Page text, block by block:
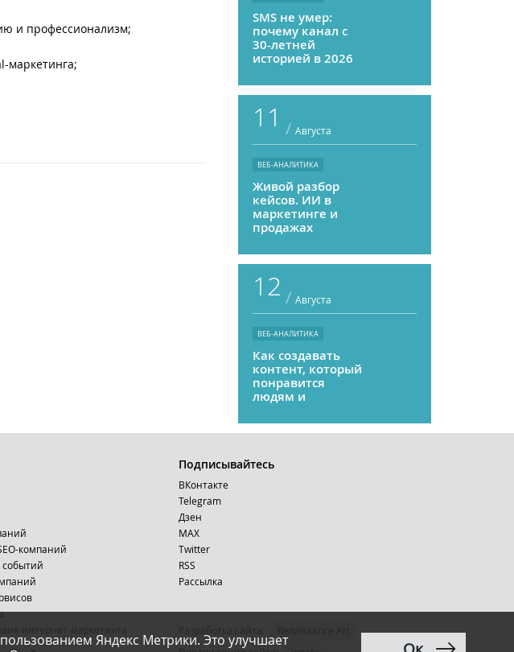
и профессионализм;
маркетинга;
SMS не умер:
почему канал с
30-летней
историей в 2026
приносить ROMI
выше, чем
мессенджеры
11 / Августа
ВЕБ-АНАЛИТИКА
Живой разбор
кейсов. ИИ в
маркетинге и
продажах
12 / Августа
ВЕБ-АНАЛИТИКА
Как создавать
контент, который
понравится
людям и
Яндекс Метрики. Это улучшает
компаний
событий
Подписывайтесь
ВКонтакте
Telegram
Дзен
MAX
Тwitter
RSS
Рассылка